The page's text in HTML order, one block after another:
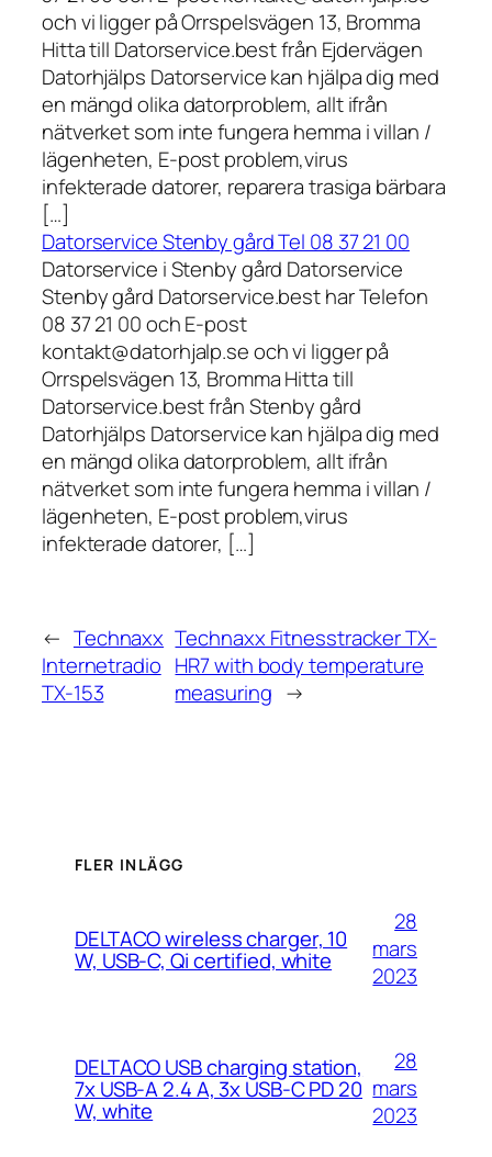
och vi ligger på Orrspelsvägen 13, Bromma
Hitta till Datorservice.best från Ejdervägen
Datorhjälps Datorservice kan hjälpa dig med
en mängd olika datorproblem, allt ifrån
nätverket som inte fungera hemma i villan /
lägenheten, E-post problem,virus
infekterade datorer, reparera trasiga bärbara
[…]
Datorservice Stenby gård Tel 08 37 21 00
Datorservice i Stenby gård Datorservice
Stenby gård Datorservice.best har Telefon
08 37 21 00 och E-post
kontakt@datorhjalp.se och vi ligger på
Orrspelsvägen 13, Bromma Hitta till
Datorservice.best från Stenby gård
Datorhjälps Datorservice kan hjälpa dig med
en mängd olika datorproblem, allt ifrån
nätverket som inte fungera hemma i villan /
lägenheten, E-post problem,virus
infekterade datorer, […]
← Technaxx
Internetradio
TX-153
Technaxx Fitnesstracker TX-
HR7 with body temperature
measuring →
FLER INLÄGG
DELTACO wireless charger, 10
W, USB-C, Qi certified, white
28
mars
2023
DELTACO USB charging station,
7x USB-A 2.4 A, 3x USB-C PD 20
W, white
28
mars
2023